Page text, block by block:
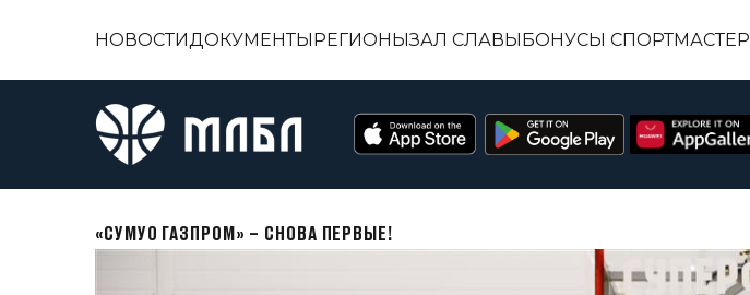
НОВОСТИДОКУМЕНТЫРЕГИОНЫЗАЛ СЛАВЫБОНУСЫ СПОРТМАСТЕР
«СУМУО ГАЗПРОМ» – СНОВА ПЕРВЫЕ!